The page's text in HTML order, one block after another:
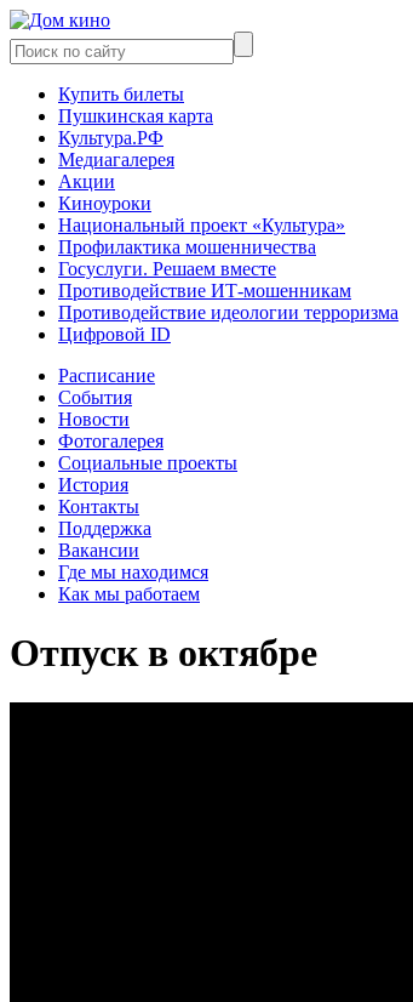
Купить билеты
Пушкинская карта
Культура.РФ
Медиагалерея
Акции
Киноуроки
Национальный проект «Культура»
Профилактика мошенничества
Госуслуги. Решаем вместе
Противодействие ИТ-мошенникам
Противодействие идеологии терроризма
Цифровой ID
Расписание
События
Новости
Фотогалерея
Социальные проекты
История
Контакты
Поддержка
Вакансии
Где мы находимся
Как мы работаем
Отпуск в октябре